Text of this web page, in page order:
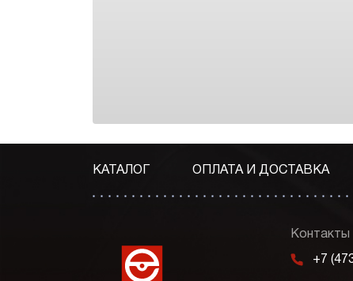
КАТАЛОГ ОПЛАТА И ДОСТАВКА
Контакты
m +7